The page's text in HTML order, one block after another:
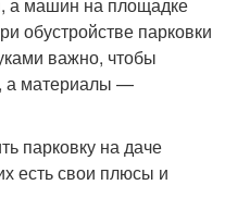
а машин на площадке
обустройстве парковки
важно, чтобы
а материалы —
парковку на даче
есть свои плюсы и